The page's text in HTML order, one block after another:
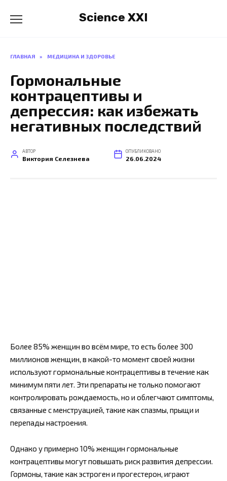
содержанию
Science XXI
ГЛАВНАЯ » МЕДИЦИНА И ЗДОРОВЬЕ
Гормональные
контрацептивы и
депрессия: как избежать
негативных последствий
АВТОР
Виктория Селезнева
ОПУБЛИКОВАНО
26.06.2024
Более 85% женщин во всём мире, то есть более 300
миллионов женщин, в какой-то момент своей жизни
используют гормональные контрацептивы в течение как
минимум пяти лет. Эти препараты не только помогают
контролировать рождаемость, но и облегчают симптомы,
связанные с менструацией, такие как спазмы, прыщи и
перепады настроения.
Однако у примерно 10% женщин гормональные
контрацептивы могут повышать риск развития депрессии.
Гормоны, такие как эстроген и прогестерон, играют